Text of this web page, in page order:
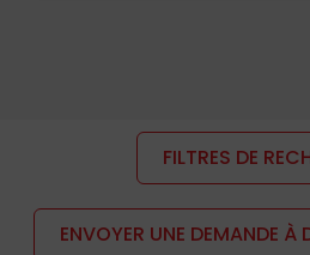
mètres d'altitude. Des sites tels que
Penice, le Lago delle Ninfe, le Corno
Vacances dans les collines : des
FILTRES DE
ENVOYER UNE DEMANDE À